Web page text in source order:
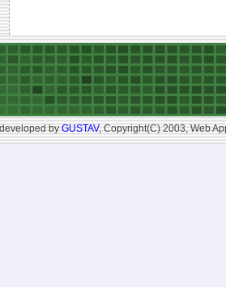
byGUSTAV, Copyright(C) 2003, Web